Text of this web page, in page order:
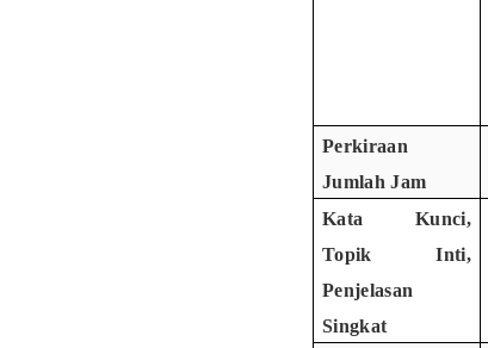
Perkiraan
Jumlah Jam
Kata Kunci,
Topik Inti,
Penjelasan
Singkat